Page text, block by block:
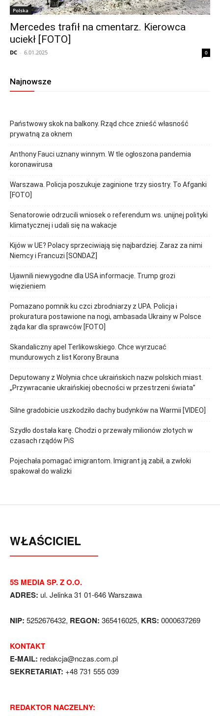
Polska
Mercedes trafił na cmentarz. Kierowca
uciekł [FOTO]
DC - 6.01.2025 0
Najnowsze
Państwowy skok na balkony. Rząd chce znieść własność
prywatną za oknem
Anthony Fauci uznany winnym. W tle ogłoszona pandemia
koronawirusa
Warszawa. Policja poszukuje zaginione trzy siostry. To Afganki
[FOTO]
Senatorowie odrzucili wniosek o referendum ws. unijnej polityki
klimatycznej i udali się na wakacje
Kijów w UE? Polacy sprzeciwiają się najbardziej. Zaraz za nimi
Niemcy i Francuzi [SONDAŻ]
Ujawnili niewygodne dla USA informacje. Trump grozi
więzieniem
Pomazano pomnik ku czci zbrodniarzy z UPA. Policja i
prokuratura postawione na nogi, ambasada Ukrainy w Polsce
żąda kar dla sprawców [FOTO]
Skandaliczny apel Terlikowskiego. Chce wyrzucać
mundurowych z list Korony Brauna
Deputowany z Wołynia chce ukraińskich nazw polskich miast.
„Przywracanie ukraińskiej obecności w przestrzeni świata”
Silne gradobicie uszkodziło dachy budynków na Warmii [VIDEO]
Szydło dostała karę. Chodzi o przewały milionów złotych w
czasach rządów PiS
Pojechała pomagać imigrantom. Imigrant ją zabił, a zwłoki
spakował do walizki
WŁAŚCICIEL
5S MEDIA SP. Z O.O.
ADRES: ul. Jelinka 31 01-646 Warszawa
NIP: 5252676432, REGON: 365416025, KRS: 0000637269
KONTAKT
E-MAIL: redakcja@nczas.com.pl
SEKRETARIAT: +48 731 555 039
REDAKTOR NACZELNY: